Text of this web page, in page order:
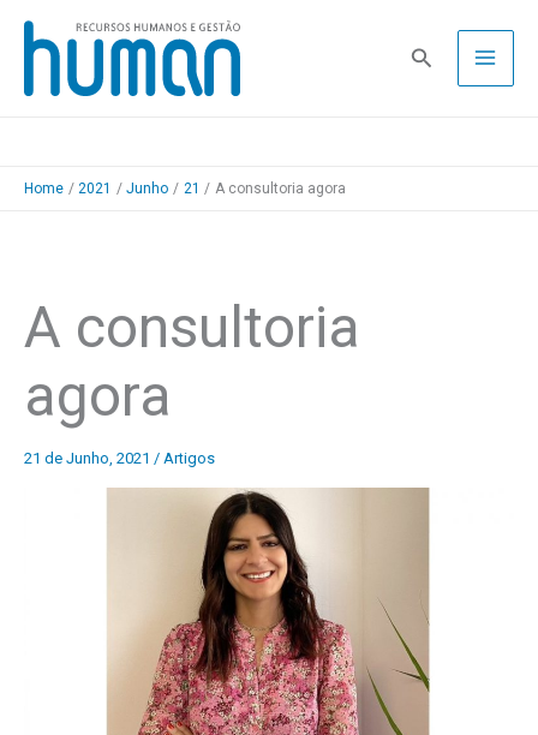
Skip
content
Pesquisa
Home 2021 Junho 21 A consultoria agora
A consultoria
agora
21 de Junho, 2021 / Artigos